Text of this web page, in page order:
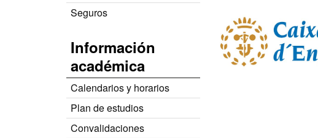
Seguros
Información
académica
Calendarios y horarios
Plan de estudios
Convalidaciones